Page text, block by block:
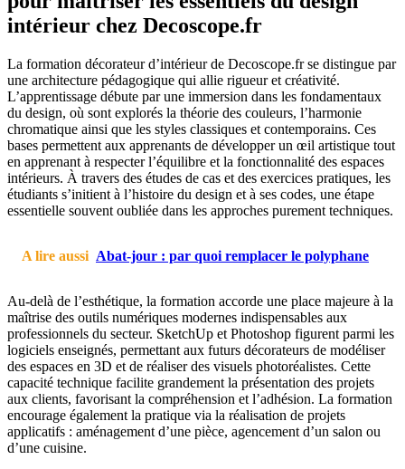
intérieur chez Decoscope.fr
La formation décorateur d’intérieur de Decoscope.fr se distingue par
une architecture pédagogique qui allie rigueur et créativité.
L’apprentissage débute par une immersion dans les fondamentaux
du design, où sont explorés la théorie des couleurs, l’harmonie
chromatique ainsi que les styles classiques et contemporains. Ces
bases permettent aux apprenants de développer un œil artistique tout
en apprenant à respecter l’équilibre et la fonctionnalité des espaces
intérieurs. À travers des études de cas et des exercices pratiques, les
étudiants s’initient à l’histoire du design et à ses codes, une étape
essentielle souvent oubliée dans les approches purement techniques.
A lire aussi Abat-jour : par quoi remplacer le polyphane
Au-delà de l’esthétique, la formation accorde une place majeure à la
maîtrise des outils numériques modernes indispensables aux
professionnels du secteur. SketchUp et Photoshop figurent parmi les
logiciels enseignés, permettant aux futurs décorateurs de modéliser
des espaces en 3D et de réaliser des visuels photoréalistes. Cette
capacité technique facilite grandement la présentation des projets
aux clients, favorisant la compréhension et l’adhésion. La formation
encourage également la pratique via la réalisation de projets
applicatifs : aménagement d’une pièce, agencement d’un salon ou
d’une cuisine.